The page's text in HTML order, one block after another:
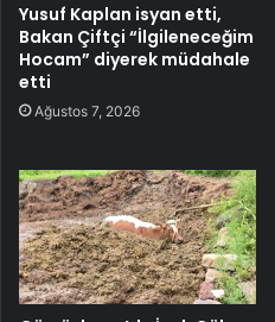
Yusuf Kaplan isyan etti,
Bakan Çiftçi “İlgileneceğim
Hocam” diyerek müdahale
etti
Ağustos 7, 2026